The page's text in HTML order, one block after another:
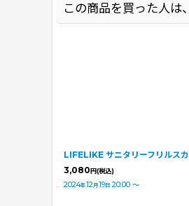
この商品を買った人は
LIFELIKE サニタリーフリルス
3,080円(税込)
2024年12月19日 20:00 ～